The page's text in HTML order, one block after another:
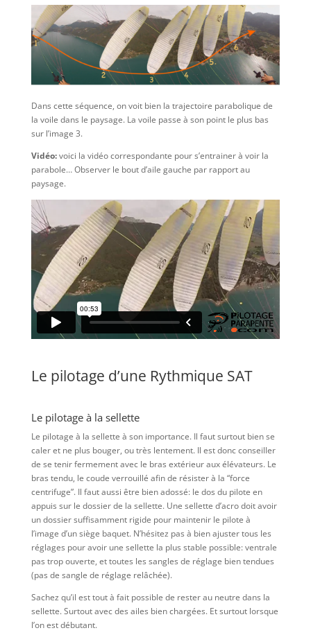
Dans cette séquence, on voit bien la trajectoire parabolique de
la voile dans le paysage. La voile passe à son point le plus bas
sur l’image 3.
Vidéo:voici la vidéo correspondante pour s’entrainer à voir la
parabole… Observer le bout d’aile gauche par rapport au
paysage.
Le pilotage d’une Rythmique SAT
Le pilotage à la sellette
Le pilotage à la sellette à son importance. Il faut surtout bien se
caler et ne plus bouger, ou très lentement. Il est donc conseiller
de se tenir fermement avec le bras extérieur aux élévateurs. Le
bras tendu, le coude verrouillé afin de résister à la “force
centrifuge”. Il faut aussi être bien adossé: le dos du pilote en
appuis sur le dossier de la sellette. Une sellette d’acro doit avoir
un dossier suffisamment rigide pour maintenir le pilote à
l’image d’un siège baquet. N’hésitez pas à bien ajuster tous les
réglages pour avoir une sellette la plus stable possible: ventrale
pas trop ouverte, et toutes les sangles de réglage bien tendues
(pas de sangle de réglage relâchée).
Sachez qu’il est tout à fait possible de rester au neutre dans la
sellette. Surtout avec des ailes bien chargées. Et surtout lorsque
l’on est débutant.